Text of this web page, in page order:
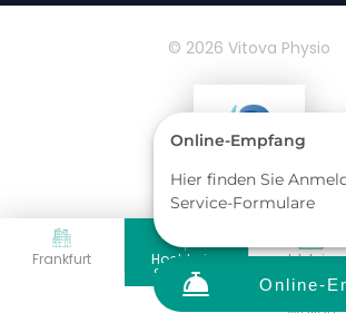
Frankfurt Hochheim
Sanupark
Idstein
physio.de
© 2026 Vitova Physio
Impressum